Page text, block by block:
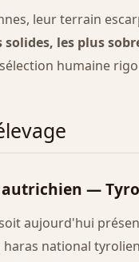
leur terrain
solides, les plus
humaine
autrichien —
aujourd'hui
haras national